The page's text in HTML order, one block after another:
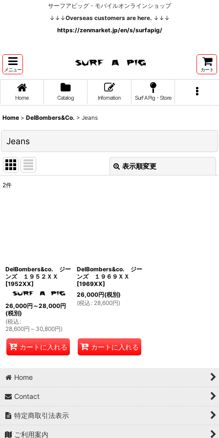
サーフアピッグ・モバイルオンラインショップ
↓↓↓Overseas customers are here. ↓↓↓
https://zenmarket.jp/en/s/surfapig/
メニュー カート
Home Catalog Infomation Surf A Pig・Store
Home > DelBombers&Co. > Jeans
Jeans
表示順変更
2件
DelBombers&co. ジー
ンズ １９５２ＸＸ
[1952XX]
26,000円 ～28,000円
(税別)
(税込 :
28,600円 ～30,800円)
カートに入れる
DelBombers&co. ジー
ンズ １９６９ＸＸ
[1969XX]
26,000円(税別)
(税込 : 28,600円)
カートに入れる
Home
Contact
特定商取引法表示
ご利用案内